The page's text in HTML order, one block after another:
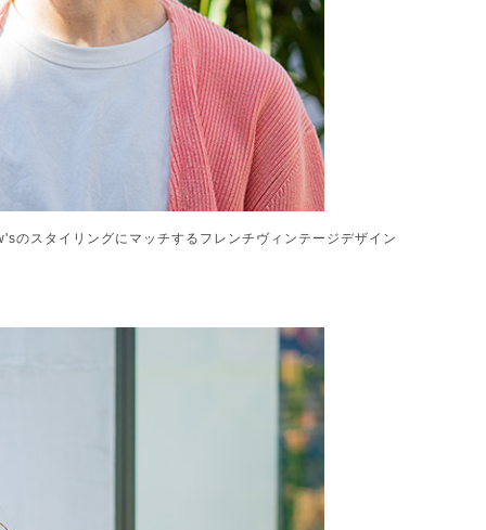
のスタイリングにマッチするフレンチヴィンテージデザイン